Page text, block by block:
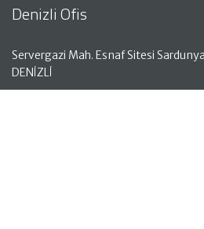
Denizli Ofis
Servergazi Mah. Esnaf Sitesi
DENİZLİ